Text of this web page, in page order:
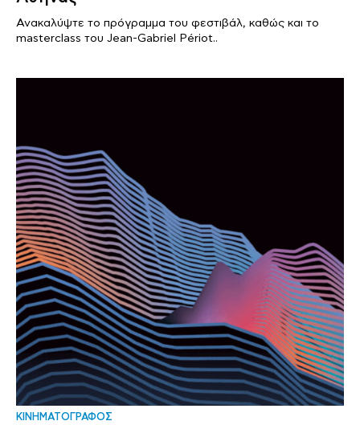
Ανακαλύψτε το πρόγραμμα του φεστιβάλ, καθώς και το
masterclass του Jean-Gabriel Périot..
ΚΙΝΗΜΑΤΟΓΡΑΦΟΣ